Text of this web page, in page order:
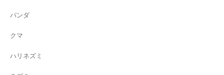
パンダ
クマ
ハリネズミ